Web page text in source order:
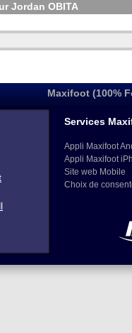
Jordan OBITA
Maxifoot (100%
Services
Appli Maxifoot
Appli Maxifoot
Site web Mobile
Choix de